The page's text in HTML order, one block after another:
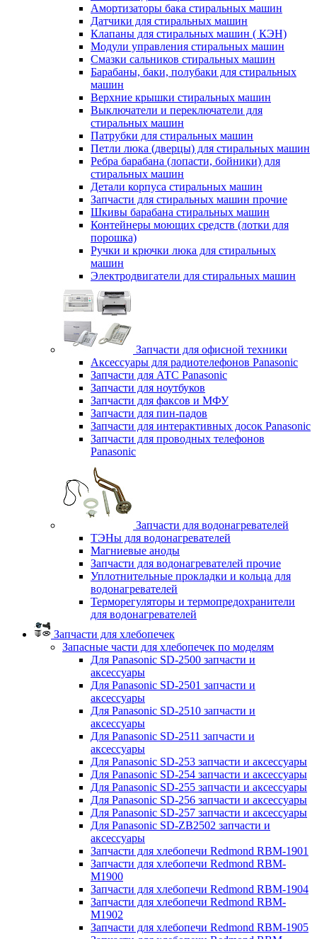
Амортизаторы бака стиральных машин
Датчики для стиральных машин
Клапаны для стиральных машин ( КЭН)
Модули управления стиральных машин
Смазки сальников стиральных машин
Барабаны, баки, полубаки для стиральных
машин
Верхние крышки стиральных машин
Выключатели и переключатели для
стиральных машин
Патрубки для стиральных машин
Петли люка (дверцы) для стиральных машин
Ребра барабана (лопасти, бойники) для
стиральных машин
Детали корпуса стиральных машин
Запчасти для стиральных машин прочие
Шкивы барабана стиральных машин
Контейнеры моющих средств (лотки для
порошка)
Ручки и крючки люка для стиральных
машин
Электродвигатели для стиральных машин
Запчасти для офисной техники
Аксессуары для радиотелефонов Panasonic
Запчасти для АТС Panasonic
Запчасти для ноутбуков
Запчасти для факсов и МФУ
Запчасти для пин-падов
Запчасти для интерактивных досок Panasonic
Запчасти для проводных телефонов
Panasonic
Запчасти для водонагревателей
ТЭНы для водонагревателей
Магниевые аноды
Запчасти для водонагревателей прочие
Уплотнительные прокладки и кольца для
водонагревателей
Терморегуляторы и термопредохранители
для водонагревателей
Запчасти для хлебопечек
Запасные части для хлебопечек по моделям
Для Panasonic SD-2500 запчасти и
аксессуары
Для Panasonic SD-2501 запчасти и
аксессуары
Для Panasonic SD-2510 запчасти и
аксессуары
Для Panasonic SD-2511 запчасти и
аксессуары
Для Panasonic SD-253 запчасти и аксессуары
Для Panasonic SD-254 запчасти и аксессуары
Для Panasonic SD-255 запчасти и аксессуары
Для Panasonic SD-256 запчасти и аксессуары
Для Panasonic SD-257 запчасти и аксессуары
Для Panasonic SD-ZB2502 запчасти и
аксессуары
Запчасти для хлебопечи Redmond RBM-1901
Запчасти для хлебопечи Redmond RBM-
M1900
Запчасти для хлебопечи Redmond RBM-1904
Запчасти для хлебопечи Redmond RBM-
M1902
Запчасти для хлебопечи Redmond RBM-1905